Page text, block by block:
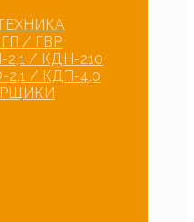
/ ГВР
/ КДН-210
/ КДП-4,0